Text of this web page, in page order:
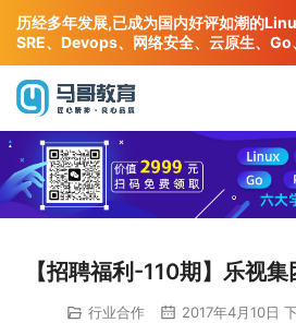
【招聘福利-110期】乐视
行业合作 2017年4月10日
历经多年发展,已成为国内好评如潮的
SRE、Devops、网络安全、云原生、
业人才培训机构!